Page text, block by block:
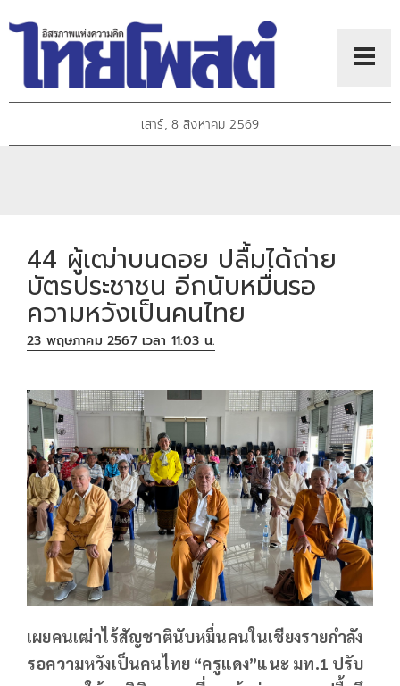
เสาร์, 8 สิงหาคม 2569
44 ผู้เฒ่าบนดอย ปลื้มได้ถ่าย
บัตรประชาชน อีกนับหมื่นรอ
ความหวังเป็นคนไทย
23 พฤษภาคม 2567 เวลา 11:03 น.
เผยคนเฒ่าไร้สัญชาตินับหมื่นคนในเชียงรายกำลัง
รอความหวังเป็นคนไทย “ครูแดง”แนะ มท.1 ปรับ